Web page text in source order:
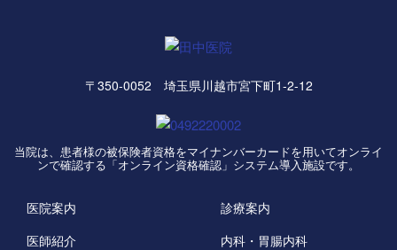
〒350-0052 埼玉県川越市宮下町1-2-12
当院は、患者様の被保険者資格をマイナンバーカードを用いてオンライ
ンで確認する「オンライン資格確認」システム導入施設です。
医院案内
医師紹介
診療案内
内科・胃腸内科